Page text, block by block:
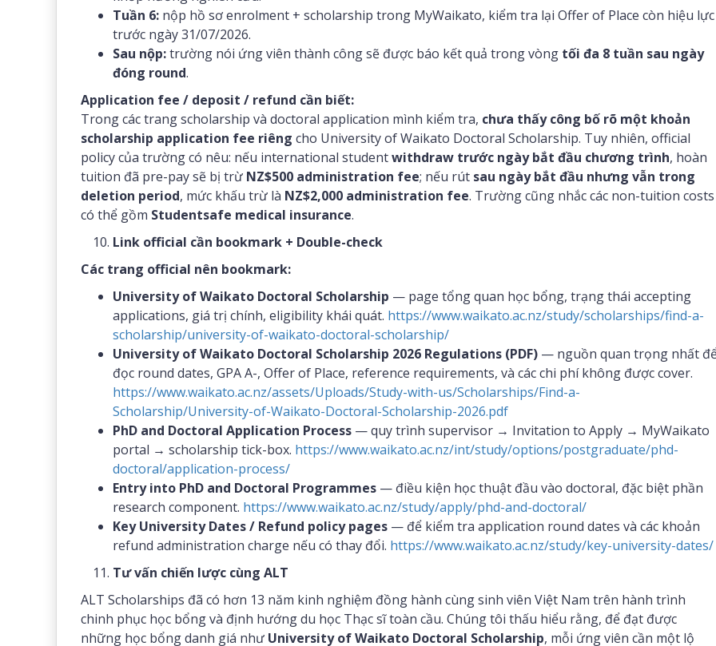
Tuần 6: nộp hồ sơ enrolment + scholarship trong MyWaikato, kiểm tra lại Offer of Place còn hiệu lực
trước ngày 31/07/2026.
Sau nộp:trường nói ứng viên thành công sẽ được báo kết quả trong vòng tối đa 8 tuần sau ngày
đóng round.
Application fee / deposit / refund cần biết:
Trong các trang scholarship và doctoral application mình kiểm tra, chưa thấy công bố rõ một khoản
scholarship application fee riêng cho University of Waikato Doctoral Scholarship. Tuy nhiên, official
policy của trường có nêu: nếu international studentwithdraw trước ngày bắt đầu chương trình, hoàn
tuition đã pre-pay sẽ bị trừ NZ$500 administration fee; nếu rút sau ngày bắt đầu nhưng vẫn trong
deletion period, mức khấu trừ là NZ$2,000 administration fee. Trường cũng nhắc các non-tuition costs
có thể gồm Studentsafe medical insurance.
Link official cần bookmark + Double-check
Các trang official nên bookmark:
University of Waikato Doctoral Scholarship — page tổng quan học bổng, trạng thái accepting
applications, giá trị chính, eligibility khái quát. https://www.waikato.ac.nz/study/scholarships/find-a-
scholarship/university-of-waikato-doctoral-scholarship/
University of Waikato Doctoral Scholarship 2026 Regulations (PDF) — nguồn quan trọng nhất
đọc round dates, GPA A-, Offer of Place, reference requirements, và các chi phí không được cover.
https://www.waikato.ac.nz/assets/Uploads/Study-with-us/Scholarships/Find-a-
Scholarship/University-of-Waikato-Doctoral-Scholarship-2026.pdf
PhD and Doctoral Application Process — quy trình supervisor → Invitation to Apply → MyWaikato
portal → scholarship tick-box. https://www.waikato.ac.nz/int/study/options/postgraduate/phd-
doctoral/application-process/
Entry into PhD and Doctoral Programmes — điều kiện học thuật đầu vào doctoral, đặc biệt phần
research component. https://www.waikato.ac.nz/study/apply/phd-and-doctoral/
Key University Dates / Refund policy pages — để kiểm tra application round dates và các khoản
refund administration charge nếu có thay đổi. https://www.waikato.ac.nz/study/key-university-dates/
Tư vấn chiến lược cùng ALT
ALT Scholarships đã có hơn 13 năm kinh nghiệm đồng hành cùng sinh viên Việt Nam trên hành trình
chinh phục học bổng và định hướng du học Thạc sĩ toàn cầu. Chúng tôi thấu hiểu rằng, để đạt được
những học bổng danh giá như University of Waikato Doctoral Scholarship, mỗi ứng viên cần một lộ